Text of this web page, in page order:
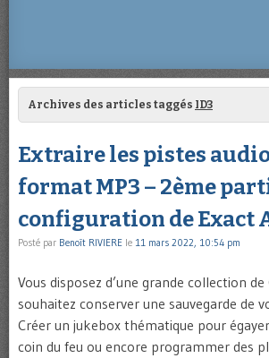
Archives des articles taggés ID3
Extraire les pistes audio
format MP3 – 2ème
configuration de Exact
Posté par Benoît RIVIERE le 11 mars 2022, 10:54 pm
Vous disposez d’une grande collection de
souhaitez conserver une sauvegarde de
Créer un jukebox thématique pour
coin du feu ou encore programmer des